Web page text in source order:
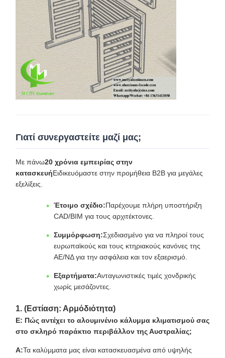
Γιατί συνεργαστείτε μαζί μας;
Με πάνω20 χρόνια εμπειρίας στην
κατασκευήΕιδικευόμαστε στην προμήθεια B2B για μεγάλες
εξελίξεις.
Έτοιμο σχέδιο:Παρέχουμε πλήρη υποστήριξη
CAD/BIM για τους αρχιτέκτονες.
Συμμόρφωση:Σχεδιασμένο για να πληροί τους
ευρωπαϊκούς και τους κτηριακούς κανόνες της
ΑΕ/ΝΔ για την ασφάλεια και τον εξαερισμό.
Εξαρτήματα:Ανταγωνιστικές τιμές χονδρικής
χωρίς μεσάζοντες.
1. (Εστίαση: Αρμόδιότητα)
Ε: Πώς αντέχει το αλουμινένιο κάλυμμα κλιματισμού σας
στο σκληρό παράκτιο περιβάλλον της Αυστραλίας;
Α:Τα καλύμματα μας είναι κατασκευασμένα από υψηλής